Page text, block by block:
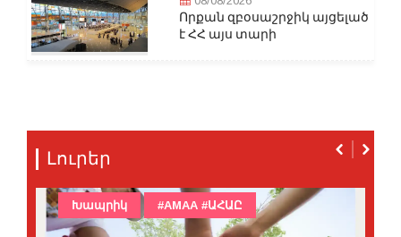
Որքան զբօսաշրջիկ այցելած
է ՀՀ այս տարի
Լուրեր
Խապրիկ #AMAA #ԱՀԱԸ